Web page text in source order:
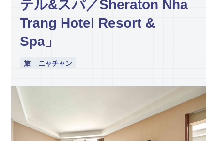
テル&スパ／Sheraton Nha
Trang Hotel Resort &
Spa」
旅 ニャチャン